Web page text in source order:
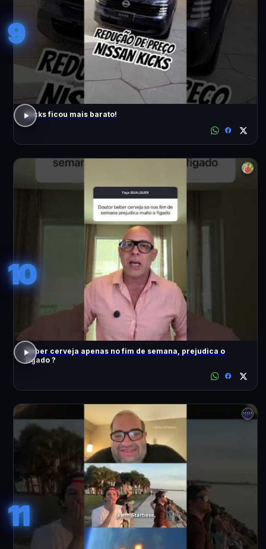
9
Kicks ficou mais barato!
10
Beber cerveja apenas no fim de semana, prejudica o
fígado ?
11